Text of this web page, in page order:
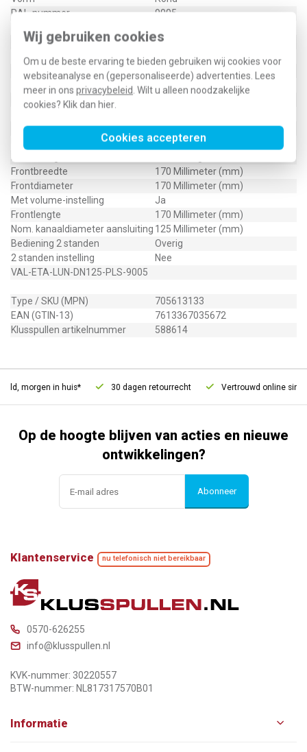
Wij gebruiken cookies
Om u de beste ervaring te bieden gebruiken wij cookies voor
websiteanalyse en (gepersonaliseerde) advertenties. Lees
meer in ons privacybeleid. Wilt u alleen noodzakelijke
cookies? Klik dan hier.
Cookies accepteren
RAL-nummer
9005
Capaciteit
75 Kubieke meter per uur (m³/h)
Materiaal
Kunststof
Met filter
Nee
Luchtafvoerventiel
Luchttoevoerventiel
Zelfregelend
Nee
Uitblaaspatroon beperkt
Nee
Inbouwring
Frontbreedte
170 Millimeter (mm)
Frontdiameter
170 Millimeter (mm)
Met volume-instelling
Ja
Frontlengte
170 Millimeter (mm)
Nom. kanaaldiameter aansluiting 125 Millimeter (mm)
Bediening 2 standen
Overig
2 standen instelling
Nee
VAL-ETA-LUN-DN125-PLS-9005
Type / SKU (MPN)
705613133
EAN (GTIN-13)
7613367035672
Klusspullen artikelnummer
588614
morgen in huis* 30 dagen retourrecht Vertrouwd online sinds
Op de hoogte blijven van acties en nieuwe
ontwikkelingen?
Abonneer
Klantenservice nu telefonisch niet bereikbaar
0570-626255
info@klusspullen.nl
KVK-nummer: 30220557
BTW-nummer: NL817317570B01
Informatie